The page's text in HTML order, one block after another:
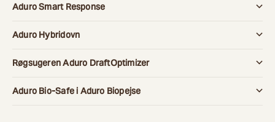
Aduro Smart Response
Aduro Hybridovn
Røgsugeren Aduro DraftOptimizer
Aduro Bio-Safe i Aduro Biopejse